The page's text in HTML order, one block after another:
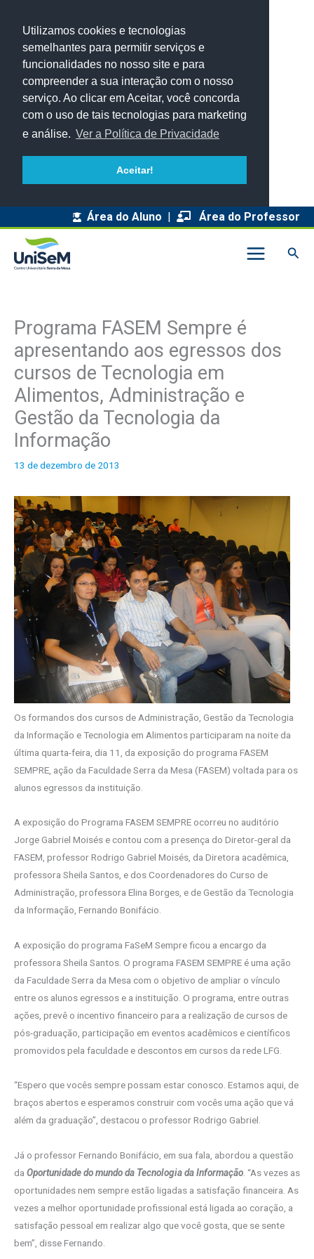
Utilizamos cookies e tecnologias
semelhantes para permitir serviços e
funcionalidades no nosso site e para
compreender a sua interação com o nosso
serviço. Ao clicar em Aceitar, você concorda
com o uso de tais tecnologias para marketing
e análise. Ver a Política de Privacidade
Aceitar!
Área do Aluno | Área do Professor
Programa FASEM Sempre é
apresentando aos egressos dos
cursos de Tecnologia em
Alimentos, Administração e
Gestão da Tecnologia da
Informação
13 de dezembro de 2013
Os formandos dos cursos de Administração, Gestão da Tecnologia
da Informação e Tecnologia em Alimentos participaram na noite da
última quarta-feira, dia 11, da exposição do programa FASEM
SEMPRE, ação da Faculdade Serra da Mesa (FASEM) voltada para os
alunos egressos da instituição.
A exposição do Programa FASEM SEMPRE ocorreu no auditório
Jorge Gabriel Moisés e contou com a presença do Diretor-geral da
FASEM, professor Rodrigo Gabriel Moisés, da Diretora acadêmica,
professora Sheila Santos, e dos Coordenadores do Curso de
Administração, professora Elina Borges, e de Gestão da Tecnologia
da Informação, Fernando Bonifácio.
A exposição do programa FaSeM Sempre ficou a encargo da
professora Sheila Santos. O programa FASEM SEMPRE é uma ação
da Faculdade Serra da Mesa com o objetivo de ampliar o vínculo
entre os alunos egressos e a instituição. O programa, entre outras
ações, prevê o incentivo financeiro para a realização de cursos de
pós-graduação, participação em eventos acadêmicos e científicos
promovidos pela faculdade e descontos em cursos da rede LFG.
“Espero que vocês sempre possam estar conosco. Estamos aqui, de
braços abertos e esperamos construir com vocês uma ação que vá
além da graduação”, destacou o professor Rodrigo Gabriel.
Já o professor Fernando Bonifácio, em sua fala, abordou a questão
da Oportunidade do mundo da Tecnologia da Informação . “As vezes as
oportunidades nem sempre estão ligadas a satisfação financeira. As
vezes a melhor oportunidade profissional está ligada ao coração, a
satisfação pessoal em realizar algo que você gosta, que se sente
bem”, disse Fernando.
q
u
o
s